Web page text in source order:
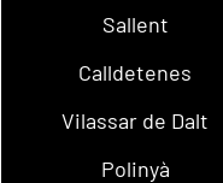
Sallent
Calldetenes
Vilassar de Dalt
Polinyà